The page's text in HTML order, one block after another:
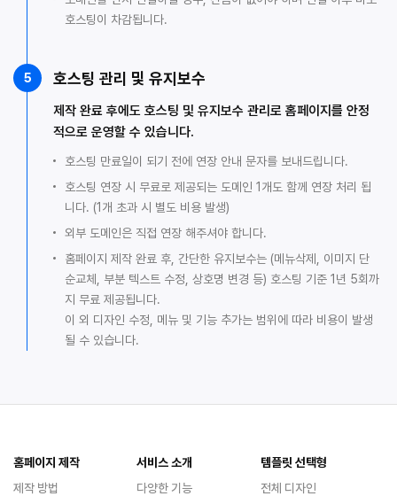
호스팅이 차감됩니다.
5 호스팅 관리 및 유지보수
제작 완료 후에도 호스팅 및 유지보수 관리로 홈페이지를 안정
적으로 운영할 수 있습니다.
호스팅 만료일이 되기 전에 연장 안내 문자를 보내드립니다.
호스팅 연장 시 무료로 제공되는 도메인 1개도 함께 연장 처리 됩
니다. (1개 초과 시 별도 비용 발생)
외부 도메인은 직접 연장 해주셔야 합니다.
홈페이지 제작 완료 후, 간단한 유지보수는 (메뉴삭제, 이미지 단
순교체, 부분 텍스트 수정, 상호명 변경 등) 호스팅 기준 1년 5회까
지 무료 제공됩니다.
이 외 디자인 수정, 메뉴 및 기능 추가는 범위에 따라 비용이 발생
될 수 있습니다.
홈페이지 제작
제작 방법
서비스 소개
다양한 기능
템플릿 선택형
전체 디자인